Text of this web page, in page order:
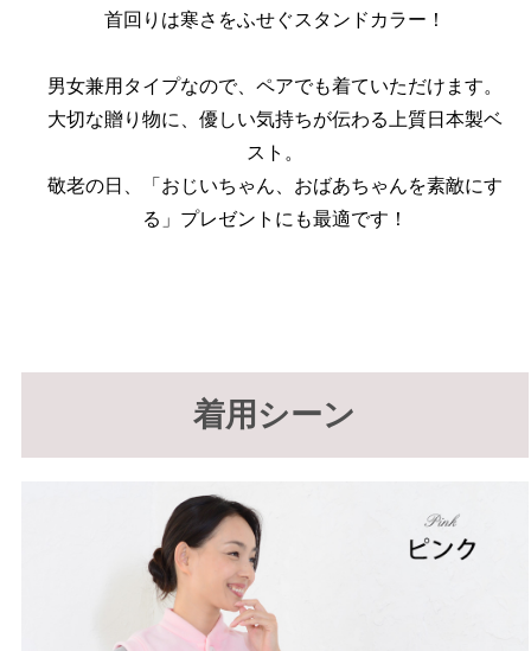
首回りは寒さをふせぐスタンドカラー！
男女兼用タイプなので、ペアでも着ていただけます。
大切な贈り物に、優しい気持ちが伝わる上質日本製ベ
スト。
敬老の日、「おじいちゃん、おばあちゃんを素敵にす
る」プレゼントにも最適です！
着用シーン